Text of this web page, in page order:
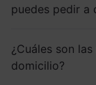
puedes pedir a
¿Cuáles son
domicilio?